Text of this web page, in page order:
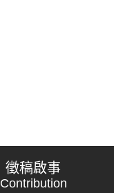
徵稿啟事
Contribution